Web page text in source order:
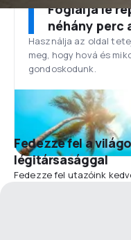
Foglalja le
néhány perc
Használja az oldal
meg, hogy hová és
gondoskodunk.
Fedezze fel a
légitársasággal
Fedezze fel utazóink